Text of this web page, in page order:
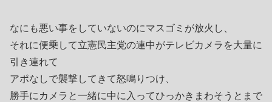
なにも悪い事をしていないのにマスゴミが放火し、
それに便乗して立憲民主党の連中がテレビカメラを大量に
引き連れて
アポなしで襲撃してきて怒鳴りつけ、
勝手にカメラと一緒に中に入ってひっかきまわそうとまで